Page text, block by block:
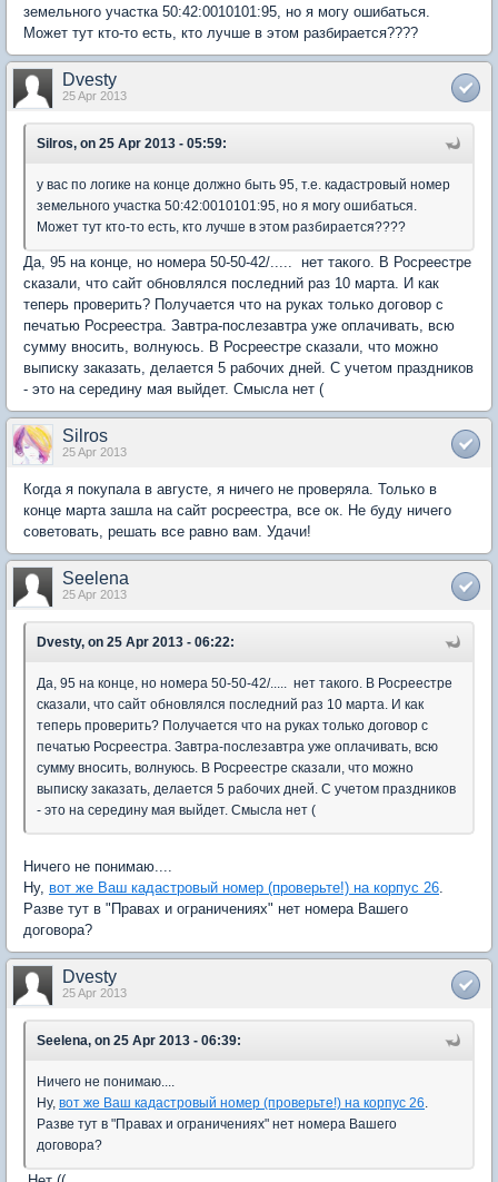
земельного участка 50:42:0010101:95, но я могу ошибаться.
Может тут кто-то есть, кто лучше в этом разбирается????
Dvesty
25 Apr 2013
Silros, on 25 Apr 2013 - 05:59:
у вас по логике на конце должно быть 95, т.е. кадастровый номер
земельного участка 50:42:0010101:95, но я могу ошибаться.
Может тут кто-то есть, кто лучше в этом разбирается????
Да, 95 на конце, но номера 50-50-42/..... нет такого. В Росреестре
сказали, что сайт обновлялся последний раз 10 марта. И как
теперь проверить? Получается что на руках только договор с
печатью Росреестра. Завтра-послезавтра уже оплачивать, всю
сумму вносить, волнуюсь. В Росреестре сказали, что можно
выписку заказать, делается 5 рабочих дней. С учетом праздников
- это на середину мая выйдет. Смысла нет (
Silros
25 Apr 2013
Когда я покупала в августе, я ничего не проверяла. Только в
конце марта зашла на сайт росреестра, все ок. Не буду ничего
советовать, решать все равно вам. Удачи!
Seelena
25 Apr 2013
Dvesty, on 25 Apr 2013 - 06:22:
Да, 95 на конце, но номера 50-50-42/..... нет такого. В Росреестре
сказали, что сайт обновлялся последний раз 10 марта. И как
теперь проверить? Получается что на руках только договор с
печатью Росреестра. Завтра-послезавтра уже оплачивать, всю
сумму вносить, волнуюсь. В Росреестре сказали, что можно
выписку заказать, делается 5 рабочих дней. С учетом праздников
- это на середину мая выйдет. Смысла нет (
Ничего не понимаю....
Ну, вот же Ваш кадастровый номер (проверьте!) на корпус 26
Разве тут в "Правах и ограничениях" нет номера Вашего
договора?
Dvesty
25 Apr 2013
Seelena, on 25 Apr 2013 - 06:39:
Ничего не понимаю....
Ну, вот же Ваш кадастровый номер (проверьте!) на корпус 26
Разве тут в "Правах и ограничениях" нет номера Вашего
договора?